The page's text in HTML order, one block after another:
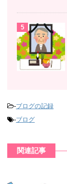
5
-ブログの記録
-ブログ
関連記事